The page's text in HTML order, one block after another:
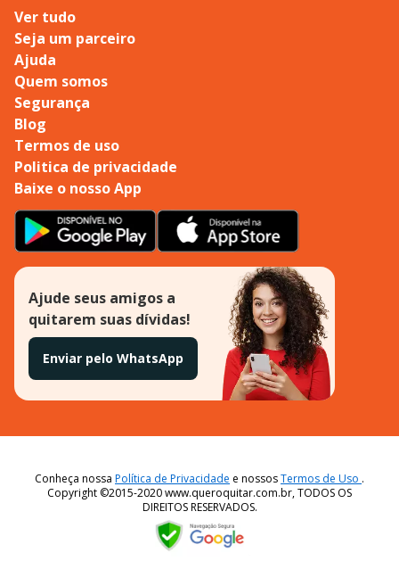
Ver tudo
Seja um parceiro
Ajuda
Quem somos
Segurança
Blog
Termos de uso
Politica de privacidade
Baixe o nosso App
Ajude seus amigos a
quitarem suas dívidas!
Enviar pelo WhatsApp
Conheça nossa Política de Privacidade e nossosTermos de Uso .
Copyright ©2015-2020 www.queroquitar.com.br, TODOS OS
DIREITOS RESERVADOS.